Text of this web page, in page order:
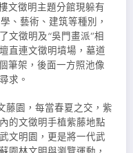
文徵明主題分館現躲有
、藝術、建筑等種別，
文徵明及“吳門畫派”相
直連文徵明墳場，墓道
筆架，後面一方照池像
求。
藤園，每當春夏之交，紫
的文徵明手植紫藤地點
文明園，更是將一代武